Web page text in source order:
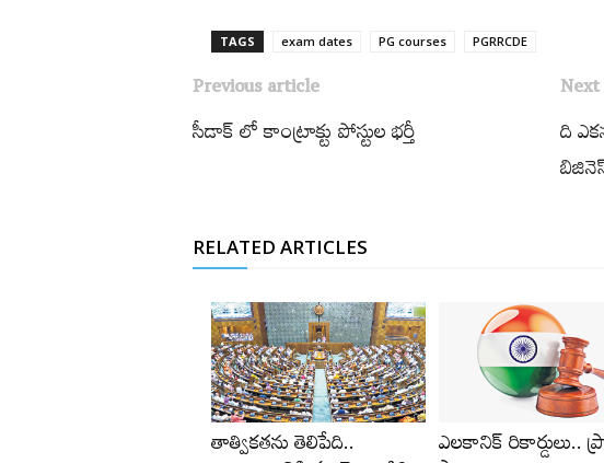
TAGS exam dates PG courses PGRRCDE
Previous article
సీడాక్‌ లో కాంట్రాక్టు పోస్టుల భర్తీ
ది
RELATED ARTICLES
తాత్వికతను తెలిపేది.. ఎలకానిక్‌ రికార్డులు..